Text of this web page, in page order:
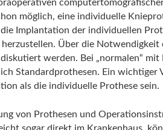
möglich, eine individuelle
Implantation der individuellen
herzustellen. Über die
werden. Bei „normalen“
Standardprothesen. Ein wichtiger
als die individuelle Prothese sein.
von Prothesen und